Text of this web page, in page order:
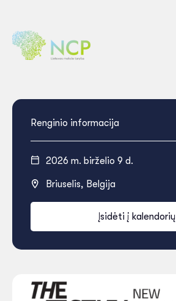
Renginio informacija
2026 m. birželio 9 d.
Briuselis, Belgija
Įsidėti į kalendorių